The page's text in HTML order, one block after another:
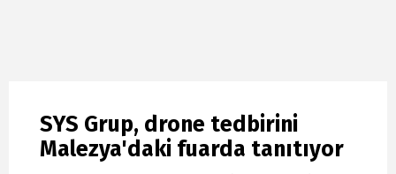
SYS Grup, drone tedbirini
Malezya'daki fuarda tanıtıyor